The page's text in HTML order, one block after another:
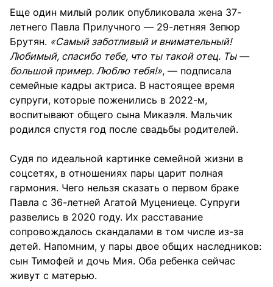
Еще один милый ролик опубликовала жена 37-
летнего Павла Прилучного — 29-летняя Зепюр
Брутян. «Самый заботливый и внимательный!
Любимый, спасибо тебе, что ты такой отец. Ты —
большой пример. Люблю тебя!», — подписала
семейные кадры актриса. В настоящее время
супруги, которые поженились в 2022-м,
воспитывают общего сына Микаэля. Мальчик
родился спустя год после свадьбы родителей.
Судя по идеальной картинке семейной жизни в
соцсетях, в отношениях пары царит полная
гармония. Чего нельзя сказать о первом браке
Павла с 36-летней Агатой Муцениеце. Супруги
развелись в 2020 году. Их расставание
сопровождалось скандалами в том числе из-за
детей. Напомним, у пары двое общих наследников:
сын Тимофей и дочь Мия. Оба ребенка сейчас
живут с матерью.